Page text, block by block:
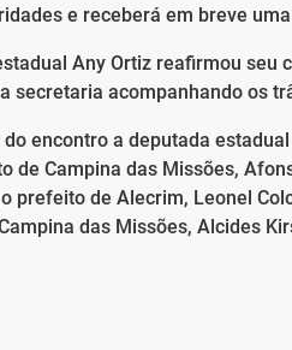
e receberá em breve
Any Ortiz reafirmou seu
secretaria acompanhando os
encontro a deputada
de Campina das Missões,
prefeito de Alecrim, Leonel
das Missões, Alcides